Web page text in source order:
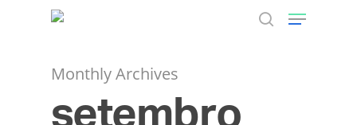
Hit enter to search or ESC to close
Monthly Archives
setembro